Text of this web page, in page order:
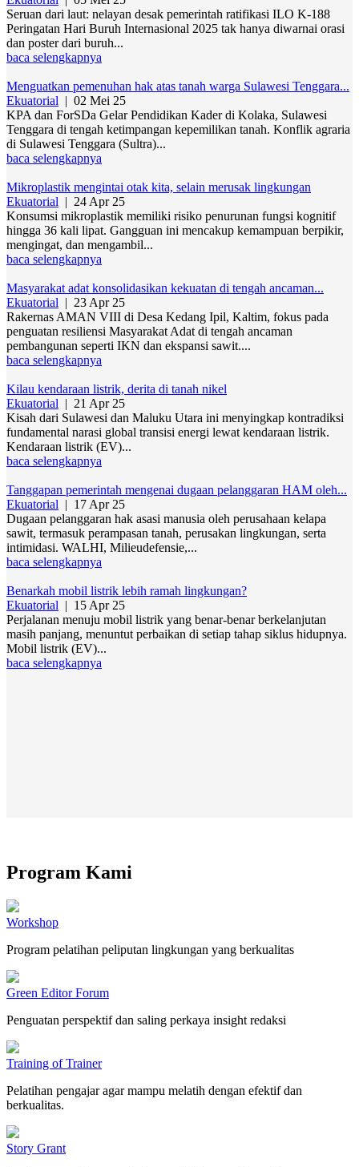
Seruan dari laut: nelayan desak pemerintah ratifikasi ILO K-188
Peringatan Hari Buruh Internasional 2025 tak hanya diwarnai orasi
dan poster dari buruh...
baca selengkapnya
Menguatkan pemenuhan hak atas tanah warga Sulawesi Tenggara...
Ekuatorial | 02 Mei 25
KPA dan ForSDa Gelar Pendidikan Kader di Kolaka, Sulawesi
Tenggara di tengah ketimpangan kepemilikan tanah. Konflik agraria
di Sulawesi Tenggara (Sultra)...
baca selengkapnya
Mikroplastik mengintai otak kita, selain merusak lingkungan
Ekuatorial | 24 Apr 25
Konsumsi mikroplastik memiliki risiko penurunan fungsi kognitif
hingga 36 kali lipat. Gangguan ini mencakup kemampuan berpikir,
mengingat, dan mengambil...
baca selengkapnya
Masyarakat adat konsolidasikan kekuatan di tengah ancaman...
Ekuatorial | 23 Apr 25
Rakernas AMAN VIII di Desa Kedang Ipil, Kaltim, fokus pada
penguatan resiliensi Masyarakat Adat di tengah ancaman
pembangunan seperti IKN dan ekspansi sawit....
baca selengkapnya
Kilau kendaraan listrik, derita di tanah nikel
Ekuatorial | 21 Apr 25
Kisah dari Sulawesi dan Maluku Utara ini menyingkap kontradiksi
fundamental narasi global transisi energi lewat kendaraan listrik.
Kendaraan listrik (EV)...
baca selengkapnya
Tanggapan pemerintah mengenai dugaan pelanggaran HAM oleh...
Ekuatorial | 17 Apr 25
Dugaan pelanggaran hak asasi manusia oleh perusahaan kelapa
sawit, termasuk perampasan tanah, perusakan lingkungan, serta
intimidasi. WALHI, Milieudefensie,...
baca selengkapnya
Benarkah mobil listrik lebih ramah lingkungan?
Ekuatorial | 15 Apr 25
Perjalanan menuju mobil listrik yang benar-benar berkelanjutan
masih panjang, menuntut perbaikan di setiap tahap siklus hidupnya.
Mobil listrik (EV)...
baca selengkapnya
Program Kami
Workshop
Program pelatihan peliputan lingkungan yang berkualitas
Green Editor Forum
Penguatan perspektif dan saling perkaya insight redaksi
Training of Trainer
Pelatihan pengajar agar mampu melatih dengan efektif dan
berkualitas.
Story Grant